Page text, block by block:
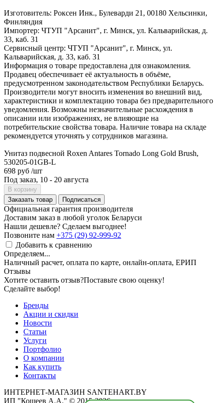
Изготовитель: Роксен Инк., Булеварди 21, 00180 Хельсинки,
Финляндия
Импортер: ЧТУП "Арсанит", г. Минск, ул. Кальварийская, д.
33, каб. 31
Сервисный центр: ЧТУП "Арсанит", г. Минск, ул.
Кальварийская, д. 33, каб. 31
Информация о товаре предоставлена для ознакомления.
Продавец обеспечивает её актуальность в объёме,
предусмотренном законодательством Республики Беларусь.
Производители могут вносить изменения во внешний вид,
характеристики и комплектацию товара без предварительного
уведомления. Возможны незначительные расхождения в
описании или изображениях, не влияющие на
потребительские свойства товара. Наличие товара на складе
рекомендуется уточнять у сотрудников магазина.
Унитаз подвесной Roxen Antares Tornado Long Gold Brush,
530205-01GB-L
698 руб /шт
Под заказ, 10 - 20 августа
В корзину
Заказать товар
Подписаться
Официальная гарантия производителя
Доставим заказ в любой уголок Беларуси
Нашли дешевле? Сделаем выгоднее!
Позвоните нам +375 (29) 92-999-92
Добавить к сравнению
Определяем...
Наличный расчет, оплата по карте, онлайн-оплата, ЕРИП
Отзывы
Хотите оставить отзыв?Поставьте свою оценку!
Сделайте выбор!
Бренды
Акции и скидки
Новости
Статьи
Услуги
Портфолио
О компании
Как купить
Контакты
ИНТЕРНЕТ-МАГАЗИН SANTEHART.BY
ИП "Кощеев А.А." © 2015-2026